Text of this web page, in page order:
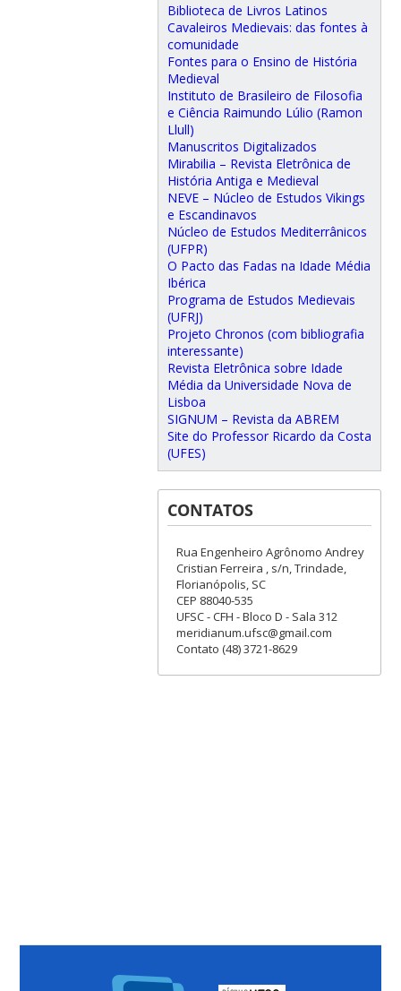
Biblioteca de Livros Latinos
Cavaleiros Medievais: das fontes à
comunidade
Fontes para o Ensino de História
Medieval
Instituto de Brasileiro de Filosofia
e Ciência Raimundo Lúlio (Ramon
Llull)
Manuscritos Digitalizados
Mirabilia – Revista Eletrônica de
História Antiga e Medieval
NEVE – Núcleo de Estudos Vikings
e Escandinavos
Núcleo de Estudos Mediterrânicos
(UFPR)
O Pacto das Fadas na Idade Média
Ibérica
Programa de Estudos Medievais
(UFRJ)
Projeto Chronos (com bibliografia
interessante)
Revista Eletrônica sobre Idade
Média da Universidade Nova de
Lisboa
SIGNUM – Revista da ABREM
Site do Professor Ricardo da Costa
(UFES)
CONTATOS
Rua Engenheiro Agrônomo Andrey
Cristian Ferreira , s/n, Trindade,
Florianópolis, SC
CEP 88040-535
UFSC - CFH - Bloco D - Sala 312
meridianum.ufsc@gmail.com
Contato (48) 3721-8629